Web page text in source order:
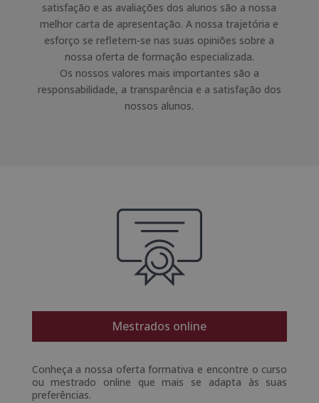
satisfação e as avaliações dos alunos são a nossa
melhor carta de apresentação. A nossa trajetória e
esforço se refletem-se nas suas opiniões sobre a
nossa oferta de formação especializada.
Os nossos valores mais importantes são a
responsabilidade, a transparência e a satisfação dos
nossos alunos.
Mestrados online
Conheça a nossa oferta formativa e encontre o curso
ou mestrado online que mais se adapta às suas
preferências.